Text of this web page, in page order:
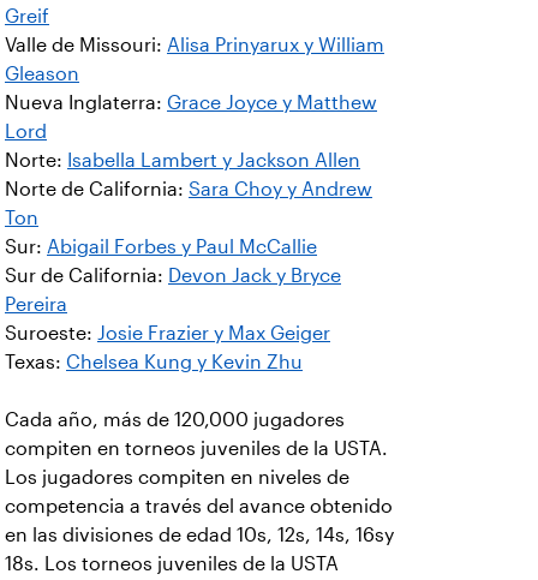
Greif
Valle de Missouri: Alisa Prinyarux y William
Gleason
Nueva Inglaterra: Grace Joyce y Matthew
Lord
Norte: Isabella Lambert y Jackson Allen
Norte de California: Sara Choy y Andrew
Ton
Sur: Abigail Forbes y Paul McCallie
Sur de California: Devon Jack y Bryce
Pereira
Suroeste: Josie Frazier y Max Geiger
Texas: Chelsea Kung y Kevin Zhu
Cada año, más de 120,000 jugadores
compiten en torneos juveniles de la USTA.
Los jugadores compiten en niveles de
competencia a través del avance obtenido
en las divisiones de edad 10s, 12s, 14s, 16sy
18s. Los torneos juveniles de la USTA